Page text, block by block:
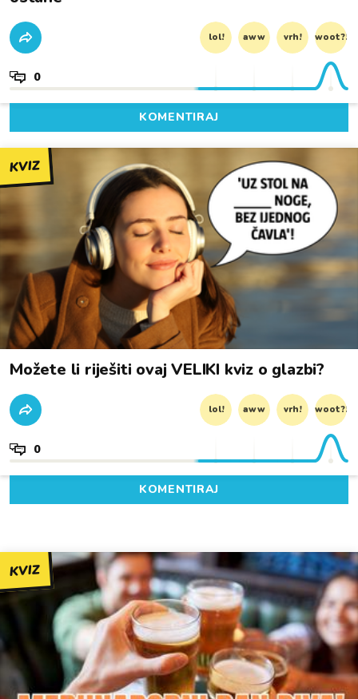
lol! aww vrh! woot?!
0
KOMENTIRAJ
KVIZ
Možete li riješiti ovaj VELIKI kviz o glazbi?
lol! aww vrh! woot?!
0
KOMENTIRAJ
KVIZ